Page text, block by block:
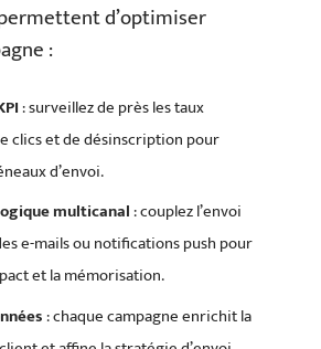
d’optimiser
:
: surveillez de près les taux
clics et de désinscription pour
d’envoi.
multicanal: couplez l’envoi
e-mails ou notifications push pour
et la mémorisation.
: chaque campagne enrichit la